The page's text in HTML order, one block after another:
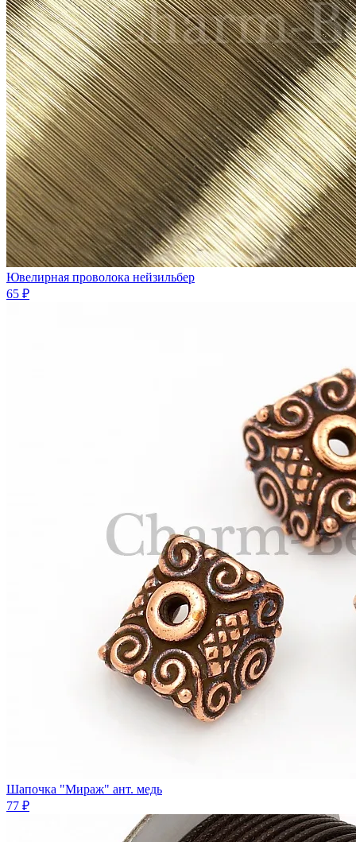
Ювелирная проволока нейзильбер
65 ₽
Шапочка "Мираж" ант. медь
77 ₽